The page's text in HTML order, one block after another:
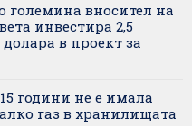
големина вносител на
инвестира 2,5
в проект за
години не е имала
газ в хранилищата